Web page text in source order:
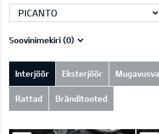
Soovinimekiri (0)
Interjöör Eksterjöör
Rattad Bränditooted